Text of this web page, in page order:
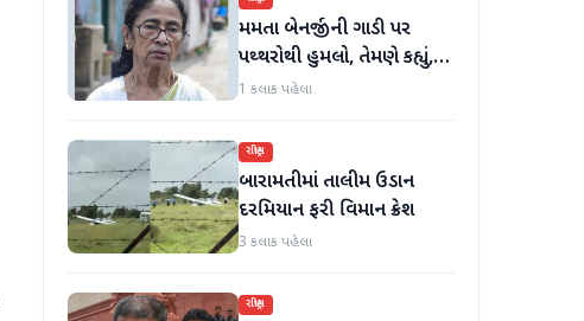
મમતા બેનર્જીની ગાડી પર
પથ્થરોથી હુમલો, તેમણે કહ્યું,
'મારું માથું ફૂટી ગયું હોત'
1 કલાક પહેલા
રાષ્ટ્રીય
બારામતીમાં તાલીમ ઉડાન
દરમિયાન ફરી વિમાન ક્રેશ
3 કલાક પહેલા
રાષ્ટ્રીય